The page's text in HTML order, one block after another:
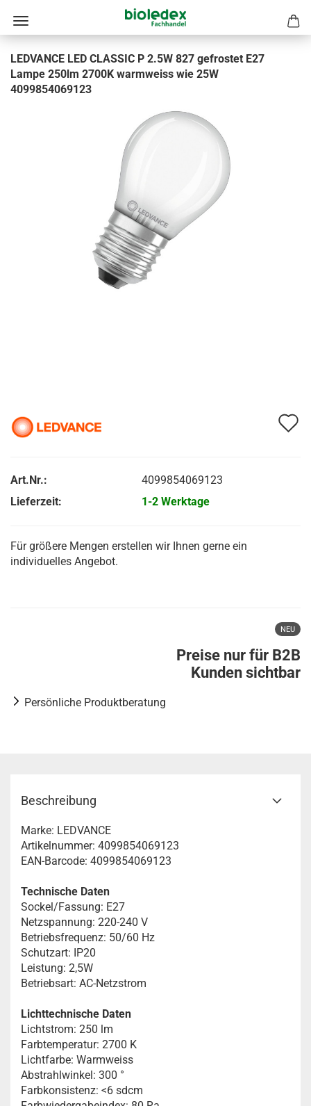
LEDVANCE LED CLASSIC P 2.5W 827 gefrostet E27
Lampe 250lm 2700K warmweiss wie 25W
4099854069123
Art.Nr.:
4099854069123
Lieferzeit:
1-2 Werktage
Für größere Mengen erstellen wir Ihnen gerne ein
individuelles Angebot.
NEU
Preise nur für B2B
Kunden sichtbar
Persönliche Produktberatung
Beschreibung
Marke: LEDVANCE
Artikelnummer: 4099854069123
EAN-Barcode: 4099854069123
Technische Daten
Sockel/Fassung: E27
Netzspannung: 220-240 V
Betriebsfrequenz: 50/60 Hz
Schutzart: IP20
Leistung: 2,5W
Betriebsart: AC-Netzstrom
Lichttechnische Daten
Lichtstrom: 250 lm
Farbtemperatur: 2700 K
Lichtfarbe: Warmweiss
Abstrahlwinkel: 300 °
Farbkonsistenz: <6 sdcm